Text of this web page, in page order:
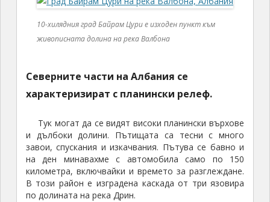
10-хилядния град Байрам Цури е изходен пункт към
живописната долина на река Валбона
Северните части на Албания се
характеризират с планински релеф.
Тук могат да се видят високи планински върхове
и дълбоки долини. Пътищата са тесни с много
завои, спускания и изкачвания. Пътува се бавно и
на ден минавахме с автомобила само по 150
километра, включвайки и времето за разглеждане.
В този район е изградена каскада от три язовира
по долината на река Дрин.